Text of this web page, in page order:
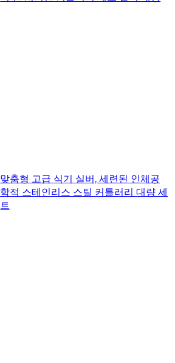
맞춤형 고급 식기 실버, 세련된 인체공
학적 스테인리스 스틸 커틀러리 대량 세
트